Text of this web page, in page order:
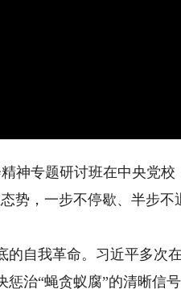
专题研讨班在中央党校
势，一步不停歇、半步不
自我革命。习近平多次
治“蝇贪蚁腐”的清晰信号